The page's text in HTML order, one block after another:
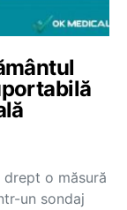
drept o măsură
un sondaj